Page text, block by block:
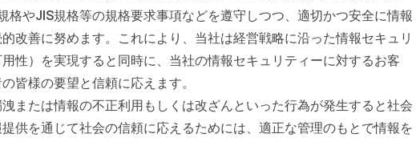
格やJIS規格等の規格要求事項などを遵守しつつ、適切かつ安全に情報
改善に努めます。これにより、当社は経営戦略に沿った情報セキュリ
性）を実現すると同時に、当社の情報セキュリティーに対するお客
皆様の要望と信頼に応えます。
または情報の不正利用もしくは改ざんといった行為が発生すると社会
供を通じて社会の信頼に応えるためには、適正な管理のもとで情報を